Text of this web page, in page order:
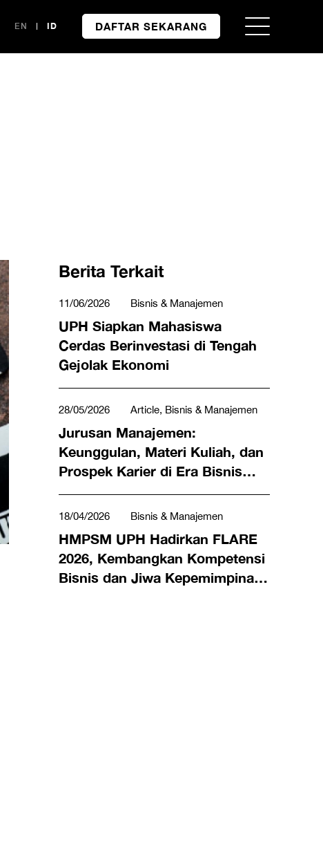
EN ID DAFTAR SEKARANG
Berita Terkait
11/06/2026 Bisnis & Manajemen
UPH Siapkan Mahasiswa
Cerdas Berinvestasi di Tengah
Gejolak Ekonomi
28/05/2026 Article, Bisnis & Manajemen
Jurusan Manajemen:
Keunggulan, Materi Kuliah, dan
Prospek Karier di Era Bisnis
Modern
18/04/2026 Bisnis & Manajemen
HMPSM UPH Hadirkan FLARE
2026, Kembangkan Kompetensi
Bisnis dan Jiwa Kepemimpinan